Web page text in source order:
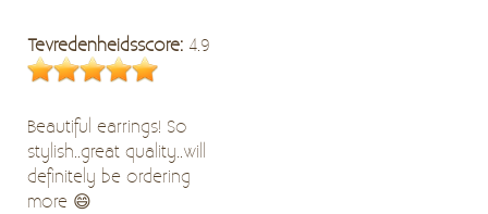
Tevredenheidsscore: 4.9
Beautiful earrings! So
stylish..great quality..will
definitely be ordering
more 😄